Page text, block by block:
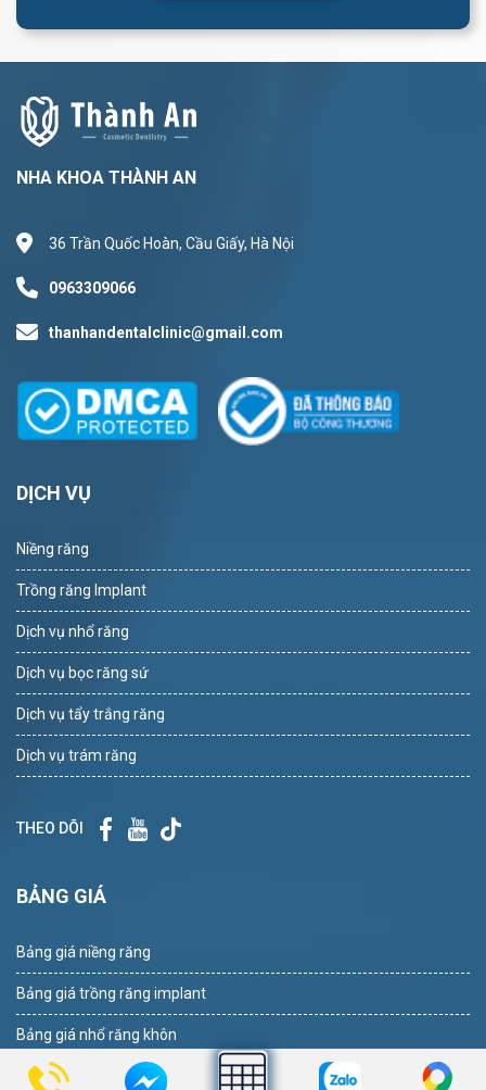
NHA KHOA THÀNH AN
36 Trần Quốc Hoàn, Cầu Giấy, Hà Nội
0963309066
thanhandentalclinic@gmail.com
DỊCH VỤ
Niềng răng
Trồng răng Implant
Dịch vụ nhổ răng
Dịch vụ bọc răng sứ
Dịch vụ tẩy trắng răng
Dịch vụ trám răng
THEO DÕI
BẢNG GIÁ
Bảng giá niềng răng
Bảng giá trồng răng implant
Bảng giá nhổ răng khôn
Bảng giá tẩy trắng răng